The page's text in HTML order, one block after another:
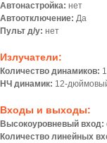
Автонастройка: нет
Автоотключение: Да
Пульт д/у: нет
Излучатели:
Количество динамиков: 1
НЧ динамик: 12-
Входы и выходы:
Высокоуровневый вход:
Количество линейных